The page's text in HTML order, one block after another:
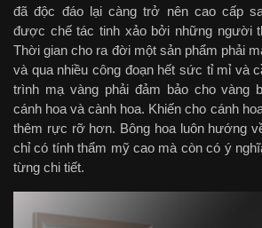
đã độc đáo lại càng trở nên cao cấp
được chế tác tinh xảo bởi những người
Thời gian cho ra đời một sản phẩm phải
và qua nhiều công đoạn hết sức tỉ mỉ và
trình mạ vàng phải đảm bảo cho vàng
cánh hoa và cành hoa. Khiến cho cánh
thêm rực rỡ hơn. Bông hoa luôn hướng
chỉ có tính thẩm mỹ cao mà còn có ý
từng chi tiết.